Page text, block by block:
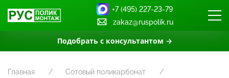
Подобрать с консультантом →
+7 (495) 227-23-79
zakaz@ruspolik.ru
Главная
Сотовый поликарбонат